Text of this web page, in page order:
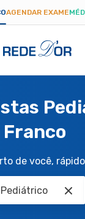
AGENDAR EXAME
de você,